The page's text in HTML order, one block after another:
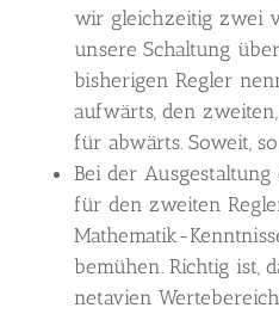
wir gleichzeitig zwei
unsere Schaltung
bisherigen Regler
aufwärts, den
für abwärts. Soweit,
Bei der Ausgestaltung
für den zweiten
Mathematik-
bemühen. Richtig ist,
netavien